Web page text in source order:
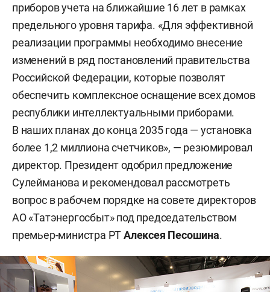
приборов учета на ближайшие 16 лет в рамках
предельного уровня тарифа. «Для эффективной
реализации программы необходимо внесение
изменений в ряд постановлений правительства
Российской Федерации, которые позволят
обеспечить комплексное оснащение всех домов
республики интеллектуальными приборами.
В наших планах до конца 2035 года — установка
более 1,2 миллиона счетчиков», — резюмировал
директор. Президент одобрил предложение
Сулейманова и рекомендовал рассмотреть
вопрос в рабочем порядке на совете директоров
АО «Татэнергосбыт» под председательством
премьер-министра РТАлексея Песошина.